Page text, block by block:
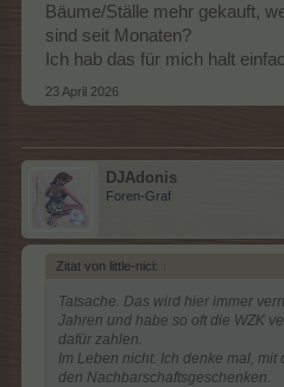
Bäume/Ställe mehr gekauft,
sind seit Monaten?
Ich hab das für mich halt
23 April 2026
DJAdonis
Foren-Graf
Zitat von little-nici: ↑
Tatsache. Das wird hier immer
Jahren und habe so oft die WZK
dafür zahlen.
Im Leben nicht. Ich denke mal,
den Nachbarschaftsgeschenken.